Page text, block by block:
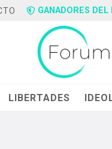
GANADORES
LIBERTADES